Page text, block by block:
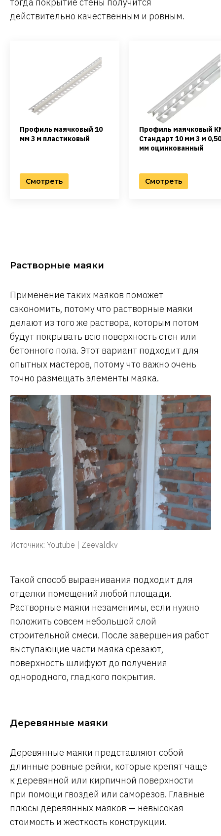
действительно качественным и ровным.
Профиль маячковый 10
мм 3 м пластиковый
Смотреть
Профиль маячковый
Стандарт 10 мм 3 м 0,50
мм оцинкованный
Смотреть
Растворные маяки
Применение таких маяков поможет
сэкономить, потому что растворные маяки
делают из того же раствора, которым потом
будут покрывать всю поверхность стен или
бетонного пола. Этот вариант подходит для
опытных мастеров, потому что важно очень
точно размещать элементы маяка.
Источник: Youtube | Zeevaldkv
Такой способ выравнивания подходит для
отделки помещений любой площади.
Растворные маяки незаменимы, если нужно
положить совсем небольшой слой
строительной смеси. После завершения работ
выступающие части маяка срезают,
поверхность шлифуют до получения
однородного, гладкого покрытия.
Деревянные маяки
Деревянные маяки представляют собой
длинные ровные рейки, которые крепят чаще
к деревянной или кирпичной поверхности
при помощи гвоздей или саморезов. Главные
плюсы деревянных маяков — невысокая
стоимость и жесткость конструкции.